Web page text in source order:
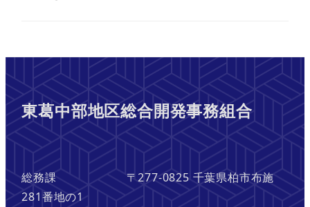
東葛中部地区総合開発事務組合
総務課 〒277-0825 千葉県柏市布施
281番地の1